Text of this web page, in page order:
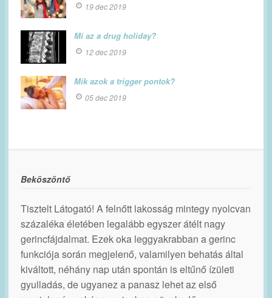
19 dec 2019
Mi az a drug holiday?
12 dec 2019
Mik azok a trigger pontok?
05 dec 2019
Beköszöntő
Tisztelt Látogató! A felnőtt lakosság mintegy nyolcvan
százaléka életében legalább egyszer átélt nagy
gerincfájdalmat. Ezek oka leggyakrabban a gerinc
funkciója során megjelenő, valamilyen behatás által
kiváltott, néhány nap után spontán is eltűnő ízületi
gyulladás, de ugyanez a panasz lehet az első